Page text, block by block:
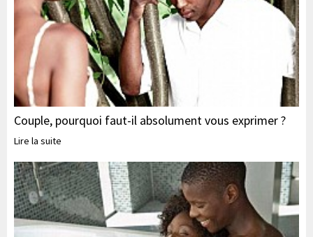
Couple, pourquoi faut-il absolument vous exprimer ?
Lire la suite